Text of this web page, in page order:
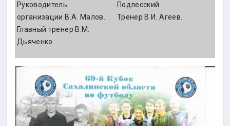
Руководитель
организации В.А. Малов.
Главный тренер В.М.
Дьяченко
Подлесский.
Тренер В.И. Агеев.